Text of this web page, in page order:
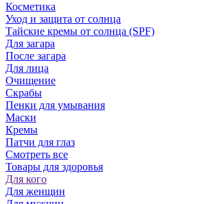
Косметика
Уход и защита от солнца
Тайские кремы от солнца (SPF)
Для загара
После загара
Для лица
Очищение
Скрабы
Пенки для умывания
Маски
Кремы
Патчи для глаз
Смотреть все
Товары для здоровья
Для кого
Для женщин